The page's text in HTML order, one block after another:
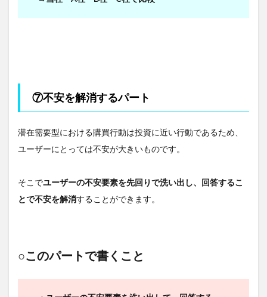
⑦不安を解消するパート
潜在需要型における購買行動は投資に近い行動であるため、
ユーザーにとっては不安が大きいものです。
そこでユーザーの不安要素を先回りで洗い出し、回答するこ
とで不安を解消することができます。
○このパートで書くこと